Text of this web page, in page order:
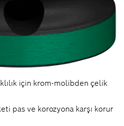
için krom-molibden çelik
pas ve korozyona karşı korur